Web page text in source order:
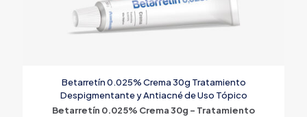
Betarretín 0.025% Crema 30g Tratamiento
Despigmentante y Antiacné de Uso Tópico
Betarretín 0.025% Crema 30g – Tratamiento